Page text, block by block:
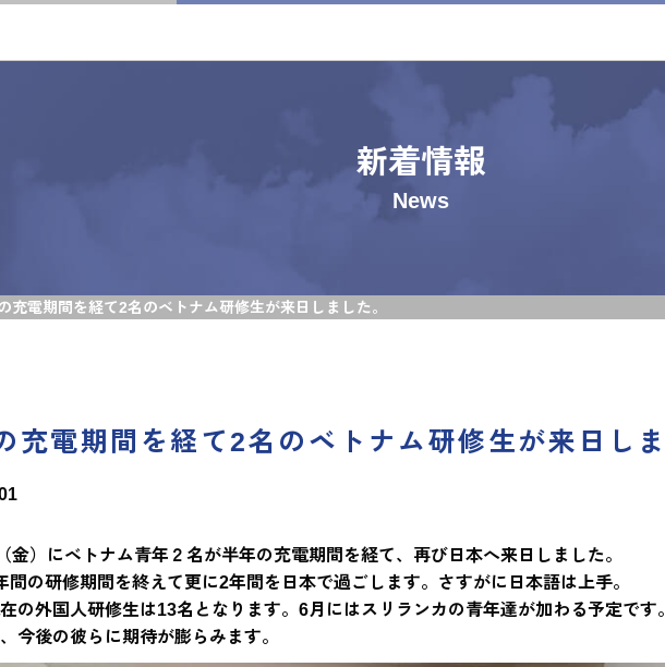
新着情報
News
充電期間を経て2名のベトナム研修生が来日しました。
充電期間を経て2名のベトナム研修生が来日し
金）にベトナム青年２名が半年の充電期間を経て、再び日本へ来日しました。
間の研修期間を終えて更に2年間を日本で過ごします。さすがに日本語は上手。
の外国人研修生は13名となります。6月にはスリランカの青年達が加わる予定です
今後の彼らに期待が膨らみます。